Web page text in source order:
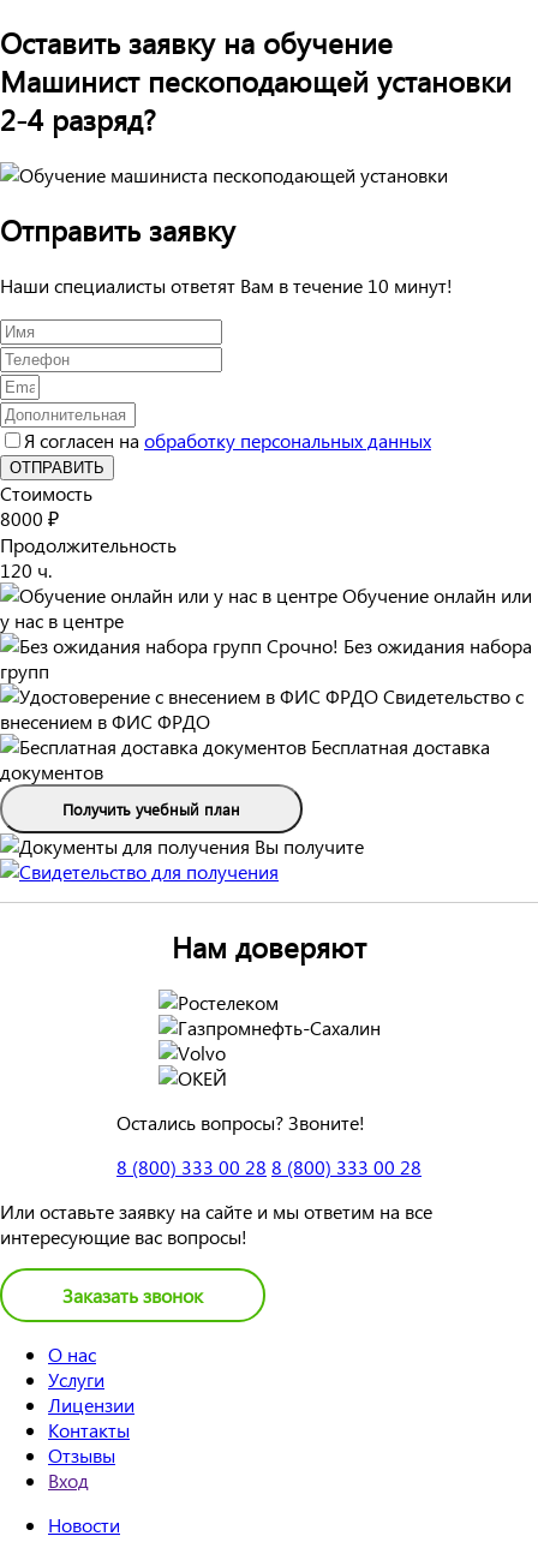
Оставить заявку на обучение
Машинист пескоподающей установки
2-4 разряд?
Отправить заявку
Наши специалисты ответят Вам в течение 10 минут!
Я согласен на обработку персональных данных
ОТПРАВИТЬ
Стоимость
8000 ₽
Продолжительность
120 ч.
Обучение онлайн или
у нас в центре
Срочно! Без ожидания набора
групп
Свидетельство с
внесением в ФИС ФРДО
Бесплатная доставка
документов
Получить учебный план
Вы получите
Нам доверяют
Остались вопросы? Звоните!
8 (800) 333 00 28 8 (800) 333 00 28
Или оставьте заявку на сайте и мы ответим на все
интересующие вас вопросы!
Заказать звонок
О нас
Услуги
Лицензии
Контакты
Отзывы
Вход
Новости